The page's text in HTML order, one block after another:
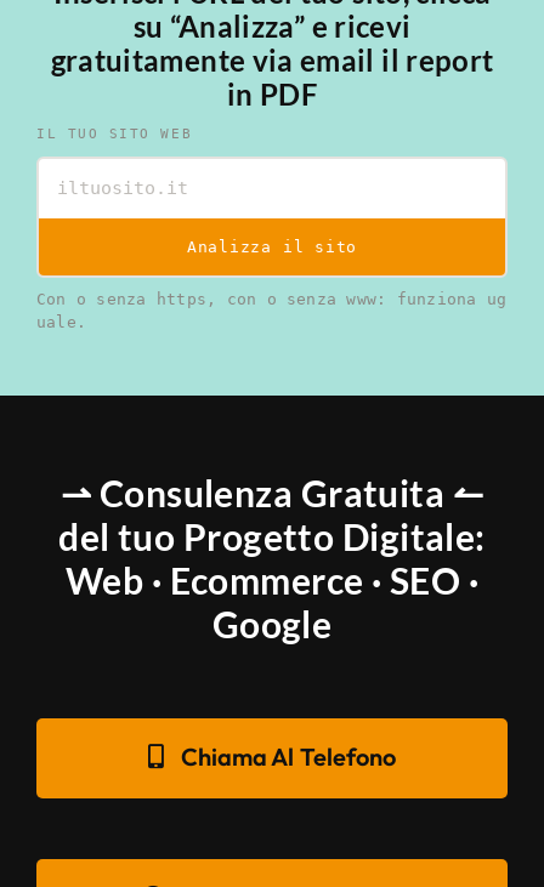
su “Analizza” e ricevi
gratuitamente via email il report
in PDF
IL TUO SITO WEB
Analizza il sito
Con o senza https, con o senza www: funziona ug
uale.
⇀ Consulenza Gratuita ↼
del tuo Progetto Digitale:
Web · Ecommerce · SEO ·
Google
Chiama Al Telefono